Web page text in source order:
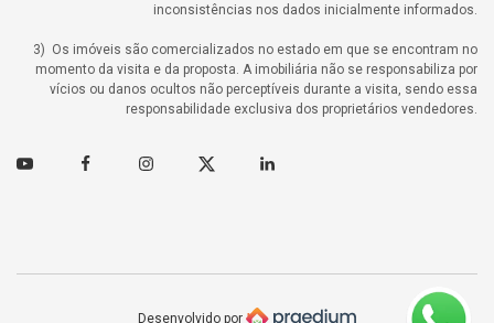
inconsistências nos dados inicialmente informados.
3) Os imóveis são comercializados no estado em que se encontram no
momento da visita e da proposta. A imobiliária não se responsabiliza por
vícios ou danos ocultos não perceptíveis durante a visita, sendo essa
responsabilidade exclusiva dos proprietários vendedores.
Youtube FacebookInstagramTwitter Linkedin
Desenvolvido por